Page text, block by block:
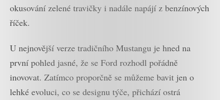
okusování zelené travičky i nadále napájí z benzínových
říček.
U nejnovější verze tradičního Mustangu je hned na
první pohled jasné, že se Ford rozhodl pořádně
inovovat. Zatímco proporčně se můžeme bavit jen o
lehké evoluci, co se designu týče, přichází ostrá